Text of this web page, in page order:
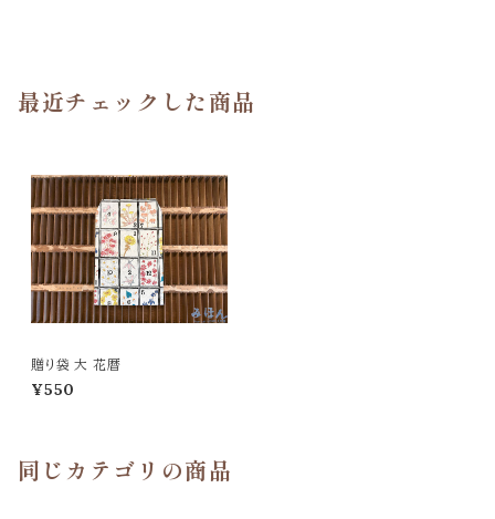
最近チェックした商品
贈り袋 大 花暦
¥550
同じカテゴリの商品